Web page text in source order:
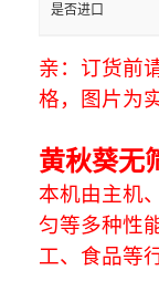
是否进口
亲：订货前
格，图片为
黄秋葵无
本机由主机
匀等多种性
工、食品等